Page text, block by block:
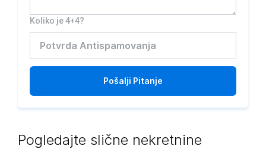
Koliko je 4+4?
Pošalji Pitanje
Pogledajte slične nekretnine